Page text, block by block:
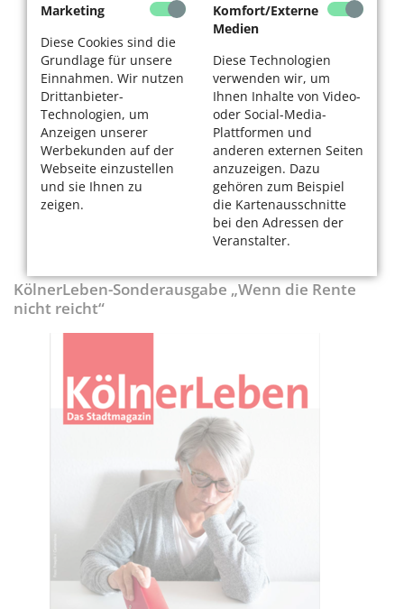
Marketing
Diese Cookies sind die
Grundlage für unsere
Einnahmen. Wir nutzen
Drittanbieter-
Technologien, um
Anzeigen unserer
Werbekunden auf der
Webseite einzustellen
und sie Ihnen zu
zeigen.
Komfort/Externe
Medien
Diese Technologien
verwenden wir, um
Ihnen Inhalte von Video-
oder Social-Media-
Plattformen und
anderen externen Seiten
anzuzeigen. Dazu
gehören zum Beispiel
die Kartenausschnitte
bei den Adressen der
Veranstalter.
KölnerLeben-Sonderausgabe „Wenn die Rente
nicht reicht“